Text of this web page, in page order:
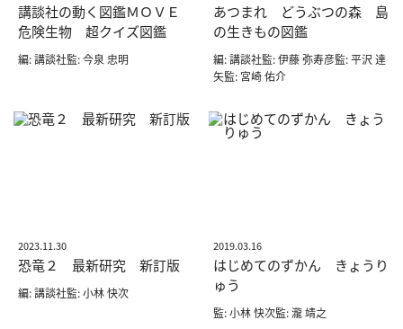
講談社の動く図鑑ＭＯＶＥ
危険生物 超クイズ図鑑
編: 講談社監: 今泉 忠明
あつまれ どうぶつの森 島
の生きもの図鑑
編: 講談社監: 伊藤 弥寿彦監: 平沢 達
矢監: 宮崎 佑介
2023.11.30
恐竜２ 最新研究 新訂版
編: 講談社監: 小林 快次
2019.03.16
はじめてのずかん きょうり
ゅう
監: 小林 快次監: 瀧 靖之